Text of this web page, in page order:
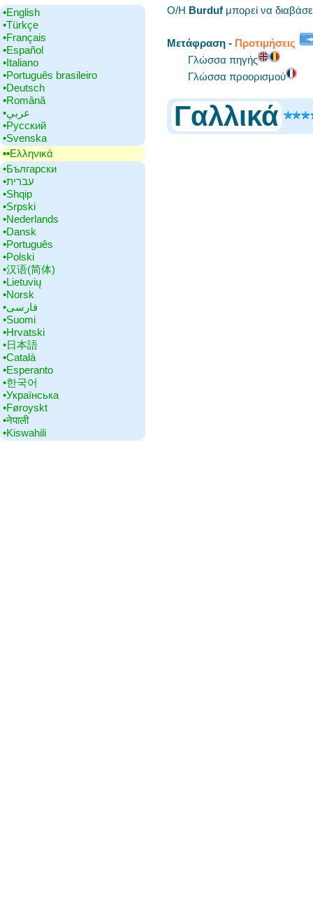
•‎English
•‎Türkçe
•‎Français
•‎Español
•‎Italiano
•‎Português brasileiro
•‎Deutsch
•‎Română
•‎عربي
•‎Русский
•‎Svenska
▪▪‎Ελληνικά
•‎Български
•‎עברית
•‎Shqip
•‎Srpski
•‎Nederlands
•‎Dansk
•‎Português
•‎Polski
•‎汉语(简体)
•‎Lietuvių
•‎Norsk
•‎فارسی
•‎Suomi
•‎Hrvatski
•‎日本語
•‎Català
•‎Esperanto
•‎한국어
•‎Українська
•‎Føroyskt
•‎नेपाली
•‎Kiswahili
Ο/Η Burduf μπορεί να
Μετάφραση - Προτιμήσεις
Γλώσσα πηγής
Γλώσσα προορισμού
Γαλλικά